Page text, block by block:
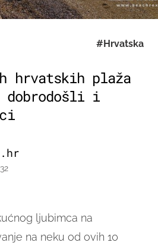
#Hrvatska
hrvatskih plaža
dobrodošli i
ljubimca na
na neku od ovih 10